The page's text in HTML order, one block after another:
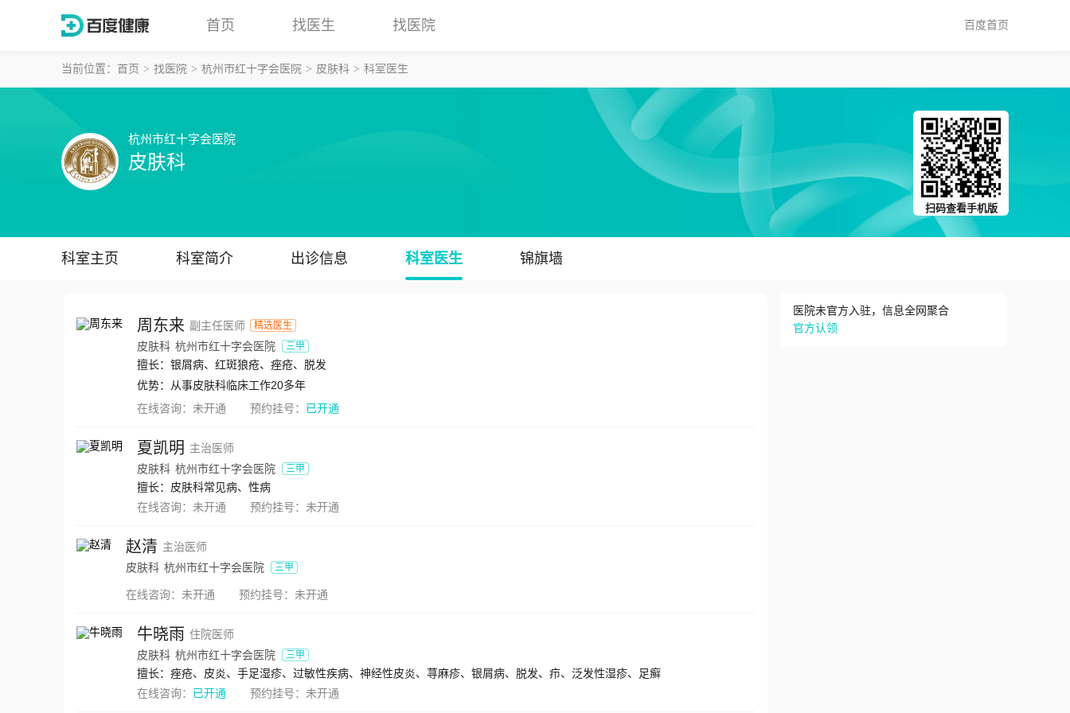
首页 找医生 找医院 百度首页
当前位置： 首页 找医院 杭州市红十字会医院 皮肤科 科室医生
杭州市红十字会医院
皮肤科
扫码查看手机版
科室主页 科室简介 出诊信息 科室医生 锦旗墙
周东来 副主任医师 精选医生
皮肤科 杭州市红十字会医院 三甲
擅长：银屑病、红斑狼疮、痤疮、脱发
优势：
从事皮肤科临床工作20多年
在线咨询： 未开通 预约挂号： 已开通
夏凯明
主治医师
皮肤科 杭州市红十字会医院 三甲
擅长：皮肤科常见病、性病
在线咨询： 未开通 预约挂号： 未开通
赵清 主治医师
皮肤科 杭州市红十字会医院 三甲
在线咨询： 未开通 预约挂号： 未开通
牛晓雨 住院医师
皮肤科 杭州市红十字会医院 三甲
擅长：痤疮、皮炎、手足湿疹、过敏性疾病、神经性皮炎、荨麻疹、银屑病、脱发、疖、泛发性湿疹、足癣
在线咨询： 已开通 预约挂号： 未开通
医院未官方入驻，信息全网聚合
官方认领